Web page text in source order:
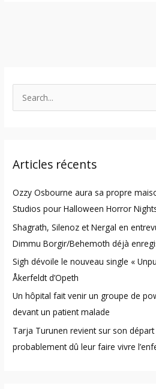
c
f
o
r
:
Articles récents
Ozzy Osbourne aura sa propre
Studios pour Halloween Horror
Shagrath, Silenoz et Nergal en
Dimmu Borgir/Behemoth déjà
Sigh dévoile le nouveau single «
Åkerfeldt d’Opeth
Un hôpital fait venir un groupe de
devant un patient malade
Tarja Turunen revient sur son départ
probablement dû leur faire vivre